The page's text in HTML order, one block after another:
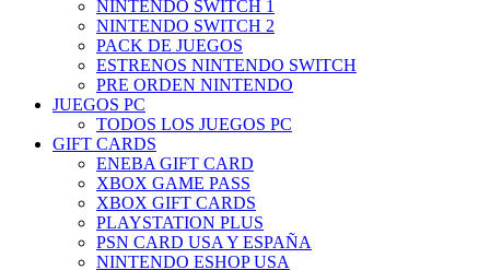
NINTENDO SWITCH 1
NINTENDO SWITCH 2
PACK DE JUEGOS
ESTRENOS NINTENDO SWITCH
PRE ORDEN NINTENDO
JUEGOS PC
TODOS LOS JUEGOS PC
GIFT CARDS
ENEBA GIFT CARD
XBOX GAME PASS
XBOX GIFT CARDS
PLAYSTATION PLUS
PSN CARD USA Y ESPAÑA
NINTENDO ESHOP USA